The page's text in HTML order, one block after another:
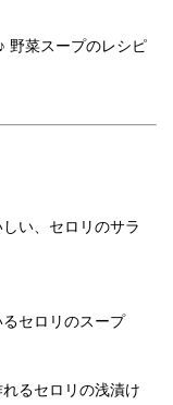
野菜スープのレシピ
い、セロリのサラ
るセロリのスープ
るセロリの浅漬け